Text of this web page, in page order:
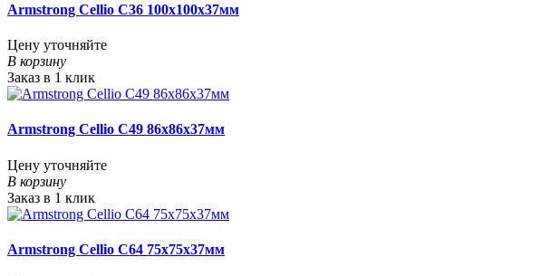
Armstrong Cellio C36 100x100x37мм
Цену уточняйте
В корзину
Заказ в 1 клик
Armstrong Cellio C49 86x86x37мм
Цену уточняйте
В корзину
Заказ в 1 клик
Armstrong Cellio C64 75x75x37мм